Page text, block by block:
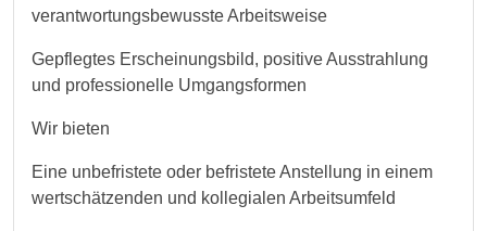
verantwortungsbewusste Arbeitsweise
Gepflegtes Erscheinungsbild, positive Ausstrahlung
und professionelle Umgangsformen
Wir bieten
Eine unbefristete oder befristete Anstellung in einem
wertschätzenden und kollegialen Arbeitsumfeld